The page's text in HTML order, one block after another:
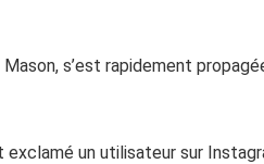
s’est rapidement
exclamé un utilisateur sur